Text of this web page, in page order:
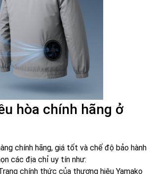
hòa chính hãng ở
chính hãng, giá tốt và chế độ bảo hành
các địa chỉ uy tín như:
chính thức của thương hiệu Yamako